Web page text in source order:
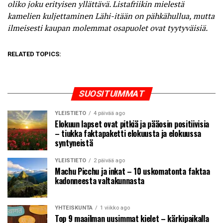
oliko joku erityisen yllättävä. Listafriikin mielestä
kamelien kuljettaminen Lähi-itään on pähkähullua, mutta
ilmeisesti kaupan molemmat osapuolet ovat tyytyväisiä.
RELATED TOPICS:
SUOSITUIMMAT
YLEISTIETO 4 päivää ago
Elokuun lapset ovat pitkiä ja pääosin positiivisia
– tiukka faktapaketti elokuusta ja elokuussa
syntyneistä
YLEISTIETO 2 päivää ago
Machu Picchu ja inkat – 10 uskomatonta faktaa
kadonneesta valtakunnasta
YHTEISKUNTA 1 viikko ago
Top 9 maailman uusimmat kielet – kärkipaikalla